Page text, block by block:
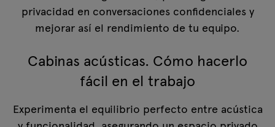
privacidad en conversaciones confidenciales y
mejorar así el rendimiento de tu equipo.
Cabinas acústicas. Cómo hacerlo
fácil en el trabajo
Experimenta el equilibrio perfecto entre acústica